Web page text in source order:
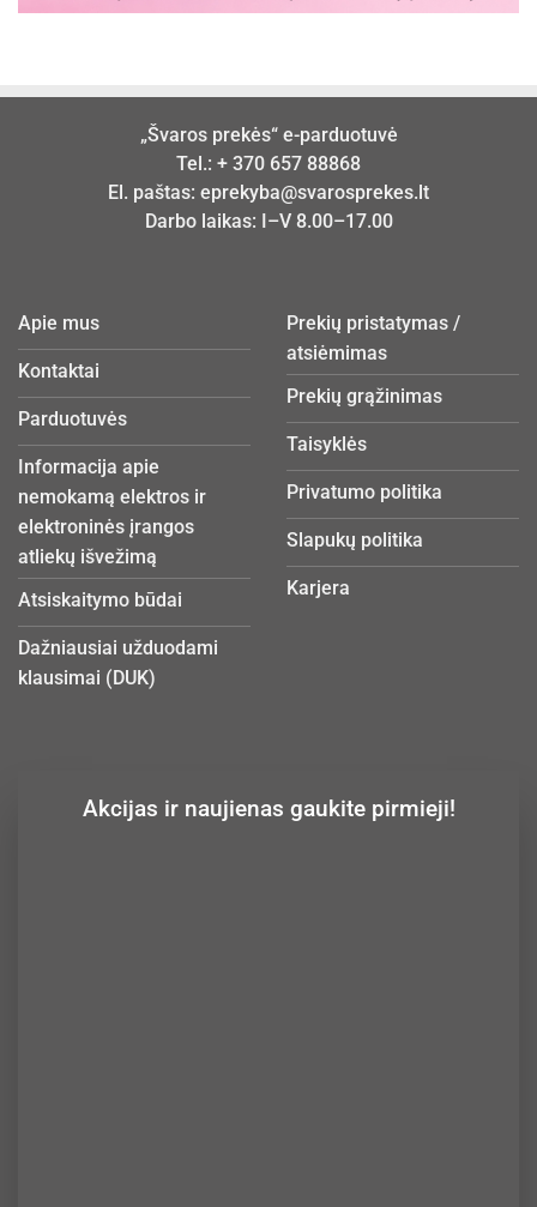
„Švaros prekės“ e-parduotuvė
Tel.: + 370 657 88868
El. paštas: eprekyba@svarosprekes.lt
Darbo laikas: I–V 8.00–17.00
Apie mus
Kontaktai
Parduotuvės
Informacija apie
nemokamą elektros ir
elektroninės įrangos
atliekų išvežimą
Atsiskaitymo būdai
Dažniausiai užduodami
klausimai (DUK)
Prekių pristatymas /
atsiėmimas
Prekių grąžinimas
Taisyklės
Privatumo politika
Slapukų politika
Karjera
Akcijas ir naujienas gaukite pirmieji!